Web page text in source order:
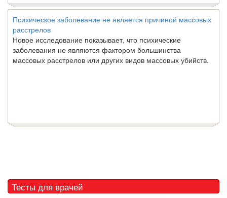
Психическое заболевание не является причиной массовых
расстрелов
Новое исследование показывает, что психические
заболевания не являются фактором большинства
массовых расстрелов или других видов массовых убийств.
Тесты для врачей